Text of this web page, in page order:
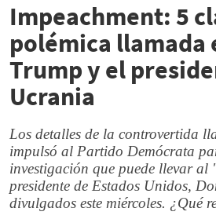
Impeachment: 5
polémica llamada
Trump y el
Ucrania
Los detalles de la controvertida
impulsó al Partido Demócrata
investigación que puede llevar al
presidente de Estados Unidos,
divulgados este miércoles. ¿Qué